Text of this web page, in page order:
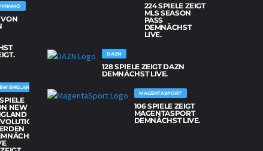
VON
ENGLAND REVOLUTION
NEW
224 SPIELE ZEIGT
MLS SEASON
PASS
DEMNÄCHST
LIVE.
DAZN
128 SPIELE ZEIGT DAZN
DEMNÄCHST LIVE.
MAGENTASPORT
106 SPIELE ZEIGT
MAGENTASPORT
DEMNÄCHST LIVE.